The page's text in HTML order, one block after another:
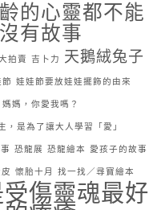
的心靈都不能
沒有故事
拍賣 吉卜力 天鵝絨兔子
娃娃節要放娃娃擺飾的由來
媽媽，你愛我嗎？
，是為了讓大人學習「愛」
恐龍展 恐龍繪本 愛孩子的故事
懷胎十月 找一找／尋寶繪本
傷靈魂最好